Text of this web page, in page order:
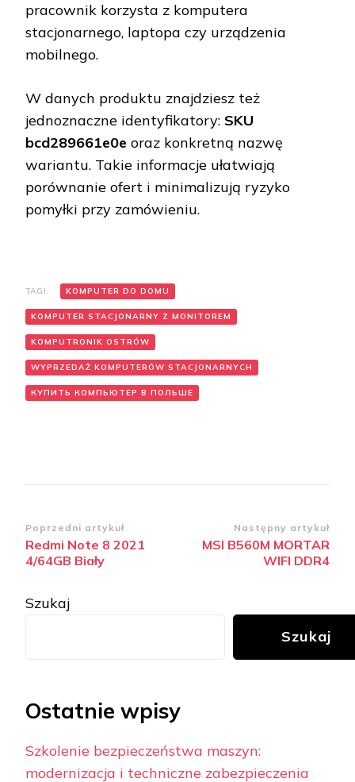
pracownik korzysta z komputera
stacjonarnego, laptopa czy urządzenia
mobilnego.
W danych produktu znajdziesz też
jednoznaczne identyfikatory: SKU
bcd289661e0e oraz konkretną nazwę
wariantu. Takie informacje ułatwiają
porównanie ofert i minimalizują ryzyko
pomyłki przy zamówieniu.
TAGI: KOMPUTER DO DOMU
KOMPUTER STACJONARNY Z MONITOREM
KOMPUTRONIK OSTRÓW
WYPRZEDAŻ KOMPUTERÓW STACJONARNYCH
КУПИТЬ КОМПЬЮТЕР В ПОЛЬШЕ
Zobacz
wpisy
Poprzedni artykuł
Redmi Note 8 2021
4/64GB Biały
Następny artykuł
MSI B560M MORTAR
WIFI DDR4
Szukaj
Szukaj
Ostatnie wpisy
Szkolenie bezpieczeństwa maszyn:
modernizacja i techniczne zabezpieczenia